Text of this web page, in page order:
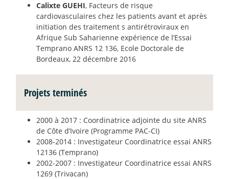
Calixte GUEHI, Facteurs de risque
cardiovasculaires chez les patients avant et après
initiation des traitement s antirétroviraux en
Afrique Sub Saharienne expérience de l’Essai
Temprano ANRS 12 136, Ecole Doctorale de
Bordeaux, 22 décembre 2016
Projets terminés
2000 à 2017 : Coordinatrice adjointe du site ANRS
de Côte d’Ivoire (Programme PAC-CI)
2008-2014 : Investigateur Coordinatrice essai ANRS
12136 (Temprano)
2002-2007 : Investigateur Coordinatrice essai ANRS
1269 (Trivacan)